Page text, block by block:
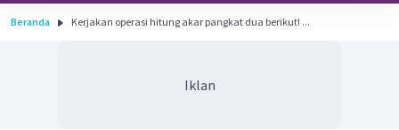
Beranda Kerjakan operasi hitung akar pangkat dua berikut! ...
Iklan